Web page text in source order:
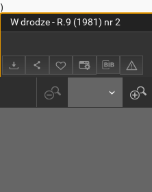
)
W drodze - R.9 (1981) nr 2